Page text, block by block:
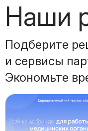
Наши
Подберите
и сервисы
Экономьте